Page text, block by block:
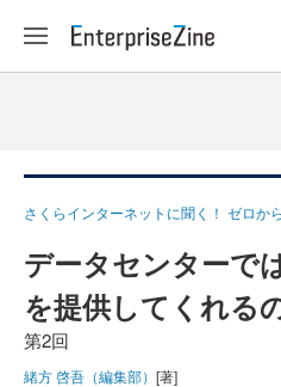
さくらインターネットに聞く！ ゼロか
データセンターで
を提供してくれる
第2回
緒方 啓吾（編集部） [著]